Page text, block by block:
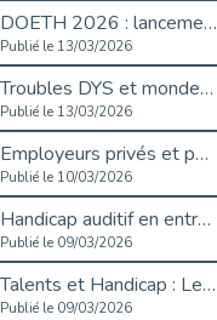
DOETH 2026 : lancement de la campagne pour les employeurs publics
Publié le 13/03/2026
Troubles DYS et monde du travail : mieux comprendre pour mieux accompagner _ vidéo
Publié le 13/03/2026
Employeurs privés et publics : vigilance face aux démarchages liés à l’OETH en 2026
Publié le 10/03/2026
Handicap auditif en entreprise, aménagements pour sécuriser la communication - vidéo
Publié le 09/03/2026
Talents et Handicap : Le Top 10 des métiers plébiscités dans les Hauts-de-Seine
Publié le 09/03/2026